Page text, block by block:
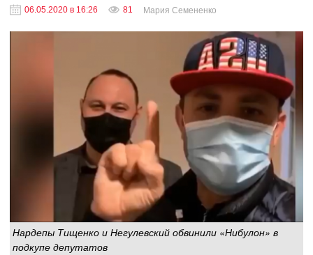
06.05.2020 в 16:26 81 Мария Семененко
Нардепы Тищенко и Негулевский обвинили «Нибулон» в
подкупе депутатов